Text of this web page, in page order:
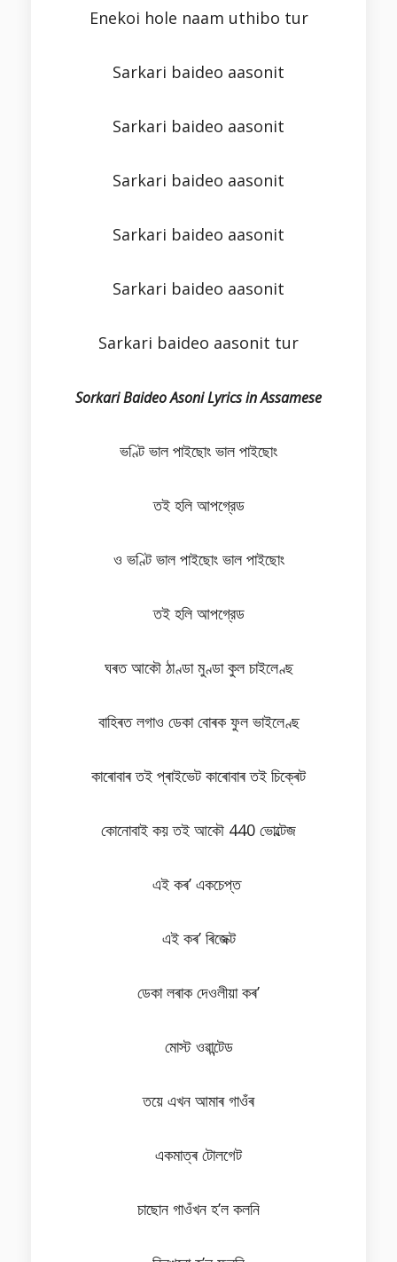
Enekoi hole naam uthibo tur
Sarkari baideo aasonit
Sarkari baideo aasonit
Sarkari baideo aasonit
Sarkari baideo aasonit
Sarkari baideo aasonit
Sarkari baideo aasonit tur
Sorkari Baideo Asoni Lyrics in Assamese
ভণ্টি ভাল পাইছোং ভাল পাইছোং
তই হলি আপগ্রেড
ও ভণ্টি ভাল পাইছোং ভাল পাইছোং
তই হলি আপগ্রেড
ঘৰত আকৌ ঠাণ্ডা মুণ্ডা কুল চাইলেণ্ছ
বাহিৰত লগাও ডেকা বোৰক ফুল ভাইলেণ্ছ
কাৰোবাৰ তই প্ৰাইভেট কাৰোবাৰ তই চিক্ৰেট
কোনোবাই কয় তই আকৌ 440 ভোল্টেজ
এই কৰ’ একচেপ্ত
এই কৰ’ ৰিজেক্ট
ডেকা লৰাক দেওলীয়া কৰ’
মোস্ট ওৱান্টেড
তয়ে এখন আমাৰ গাওঁৰ
একমাত্ৰ টোলগেট
চাছোন গাওঁখন হ’ল কলনি